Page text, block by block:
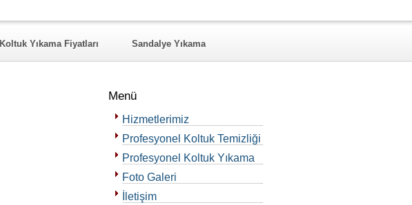
Koltuk Yıkama Fiyatları Sandalye Yıkama
Menü
Hizmetlerimiz
Profesyonel Koltuk Temizliği
Profesyonel Koltuk Yıkama
Foto Galeri
İletişim